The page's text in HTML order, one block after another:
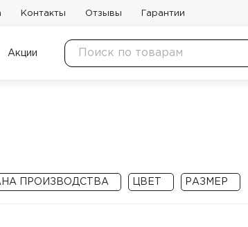
Контакты Отзывы Гарантии
Акции
ПРОИЗВОДСТВА ЦВЕТ РАЗМЕР